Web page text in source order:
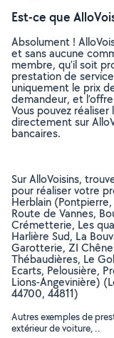
Est-ce que
Absolument !
et sans aucune
membre, qu’il soit
prestation de
uniquement le prix
demandeur, et
Vous pouvez
directement sur
bancaires.
Sur AlloVoisins,
pour réaliser votre
Herblain
Route de Vannes,
Crémetterie, Les
Harlière Sud, La
Garotterie, ZI
Thébaudières, Le
Ecarts, Pelousière,
Lions-Angevinière)
44700, 44811)
Autres exemples de
extérieur de voiture, ..